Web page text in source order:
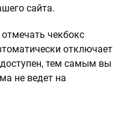
сайта.
чекбокс
отключает
тем самым вы
не ведет на